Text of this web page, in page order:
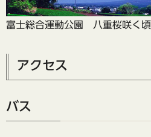
富士総合運動公園 八重桜咲く頃
アクセス
バス